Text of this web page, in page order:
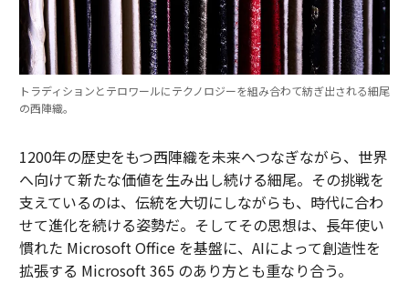
トラディションとテロワールにテクノロジーを組み合わて紡ぎ出される細尾
の西陣織。
1200年の歴史をもつ西陣織を未来へつなぎながら、世界
へ向けて新たな価値を生み出し続ける細尾。その挑戦を
支えているのは、伝統を大切にしながらも、時代に合わ
せて進化を続ける姿勢だ。そしてその思想は、長年使い
慣れた Microsoft Office を基盤に、AIによって創造性を
拡張する Microsoft 365 のあり方とも重なり合う。